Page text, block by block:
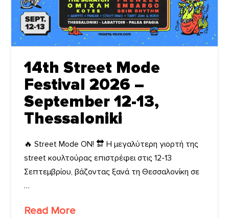
14th Street Mode
Festival 2026 –
September 12-13,
Thessaloniki
🔥 Street Mode ON! 🔛 Η μεγαλύτερη γιορτή της
street κουλτούρας επιστρέφει στις 12-13
Σεπτεμβρίου, βάζοντας ξανά τη Θεσσαλονίκη σε
…
Read More